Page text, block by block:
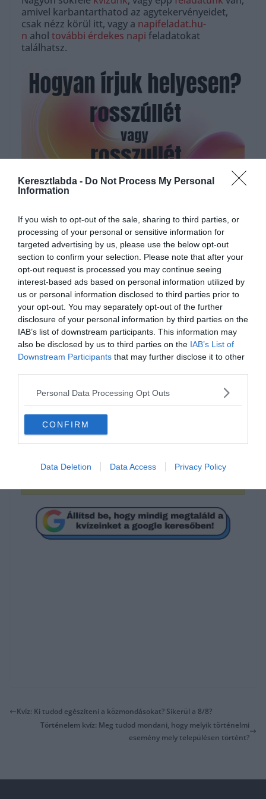
Keresztlabda - Do Not Process My Personal
Information
If you wish to opt-out of the sale, sharing to third parties, or
processing of your personal or sensitive information for
targeted advertising by us, please use the below opt-out
section to confirm your selection. Please note that after your
opt-out request is processed you may continue seeing
interest-based ads based on personal information utilized by
us or personal information disclosed to third parties prior to
your opt-out. You may separately opt-out of the further
disclosure of your personal information by third parties on the
IAB’s list of downstream participants. This information may
also be disclosed by us to third parties on the IAB’s List of
Downstream Participants that may further disclose it to other
Personal Data Processing Opt Outs
CONFIRM
Data Deletion Data Access Privacy Policy
amivel karbantarthatod az agytekervényeidet,
csak nézz körül itt, vagy a napifeladat.hu-
n ahol további érdekes napi feladatokat
találhatsz.
Tudod hogyan írjuk
helyesen?
rosszullét
Kvíz: Ki tudod egészíteni a közmondásokat? Sikerül a 8/8?
Történelem kvíz: Meg tudod mondani, hogy melyik történelmi
esemény mely településen történt?